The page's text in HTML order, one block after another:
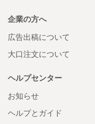
企業の方へ
広告出稿について
大口注文について
ヘルプセンター
お知らせ
ヘルプとガイド